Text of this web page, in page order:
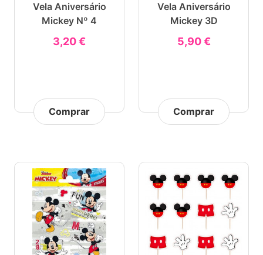
Vela Aniversário
Mickey Nº 4
3,20 €
Comprar
Vela Aniversário
Mickey 3D
5,90 €
Comprar